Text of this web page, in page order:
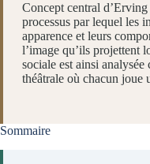
Concept central
processus par lequel les
apparence et leurs
l’image qu’ils projettent
sociale est ainsi
théâtrale où chacun joue
Sommaire